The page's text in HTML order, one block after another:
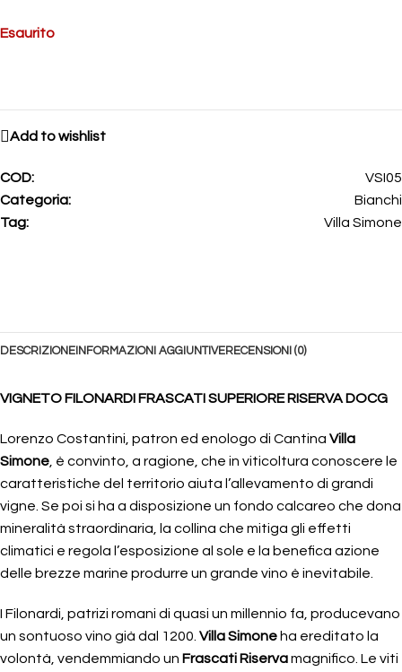
Esaurito
Add to wishlist
COD:
VSI05
Categoria:
Bianchi
Tag:
Villa Simone
DESCRIZIONEINFORMAZIONI AGGIUNTIVERECENSIONI (0)
VIGNETO FILONARDI FRASCATI SUPERIORE RISERVA DOCG
Lorenzo Costantini, patron ed enologo di Cantina Villa
Simone , è convinto, a ragione, che in viticoltura conoscere le
caratteristiche del territorio aiuta l’allevamento di grandi
vigne. Se poi si ha a disposizione un fondo calcareo che dona
mineralità straordinaria, la collina che mitiga gli effetti
climatici e regola l’esposizione al sole e la benefica azione
delle brezze marine produrre un grande vino è inevitabile.
I Filonardi, patrizi romani di quasi un millennio fa, producevano
un sontuoso vino già dal 1200. Villa Simone ha ereditato la
volontà, vendemmiando un Frascati Riservamagnifico. Le viti